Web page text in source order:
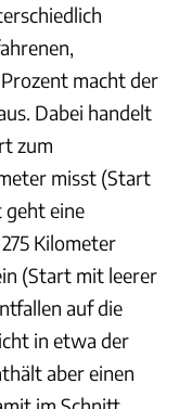
macht der
Dabei handelt
zum
misst (Start
geht eine
Kilometer
(Start mit leerer
auf die
in etwa der
aber einen